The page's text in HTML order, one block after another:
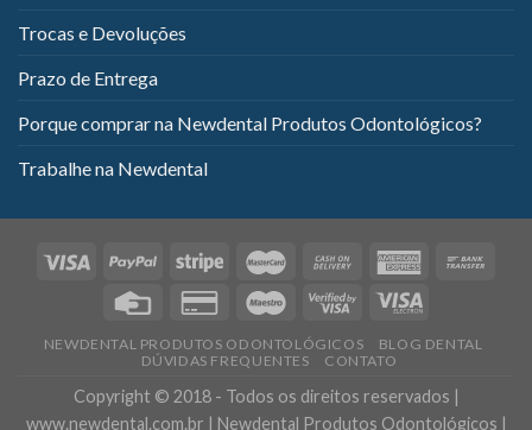
Trocas e Devoluções
Prazo de Entrega
Porque comprar na Newdental Produtos Odontológicos?
Trabalhe na Newdental
NEWDENTAL PRODUTOS ODONTOLÓGICOS
BLOG DENTAL
DÚVIDAS FREQUENTES
CONTATO
Copyright © 2018 - Todos os direitos reservados |
www.newdental.com.br | Newdental Produtos Odontológicos |